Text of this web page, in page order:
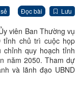
Đọc bài Lưu
viên Ban Thường vụ
tỉnh chủ trì cuộc họp
quy hoạch tỉnh
năm 2050. Tham dự
và lãnh đạo UBND